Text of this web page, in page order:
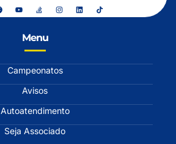
Menu
Campeonatos
Avisos
Autoatendimento
Seja Associado